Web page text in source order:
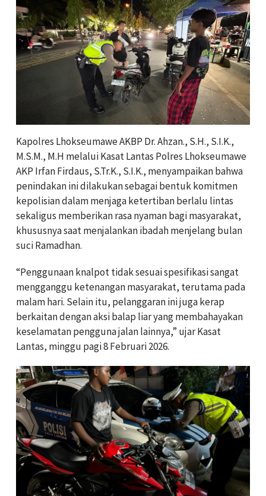
Kapolres Lhokseumawe AKBP Dr. Ahzan., S.H., S.I.K.,
M.S.M., M.H melalui Kasat Lantas Polres Lhokseumawe
AKP Irfan Firdaus, S.Tr.K., S.I.K., menyampaikan bahwa
penindakan ini dilakukan sebagai bentuk komitmen
kepolisian dalam menjaga ketertiban berlalu lintas
sekaligus memberikan rasa nyaman bagi masyarakat,
khususnya saat menjalankan ibadah menjelang bulan
suci Ramadhan.
“Penggunaan knalpot tidak sesuai spesifikasi sangat
mengganggu ketenangan masyarakat, terutama pada
malam hari. Selain itu, pelanggaran ini juga kerap
berkaitan dengan aksi balap liar yang membahayakan
keselamatan pengguna jalan lainnya,” ujar Kasat
Lantas, minggu pagi 8 Februari 2026.